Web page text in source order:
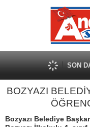
SON
BOZYAZI
Bozyazı Belediye